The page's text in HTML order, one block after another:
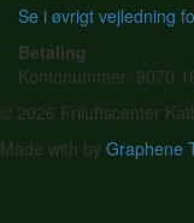
Se i øvrigt vejledning
Betaling
Kontonummer: 9070
© 2026 Friluftscenter
Made with by Graphene